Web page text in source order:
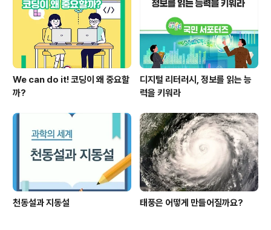
지요. 상담 후에 한 가정의 학습지원 상담제 봉사를 하게 되
었습니다. 학습지원 상담제 봉사를 하면서 스트레스로 성
장하지 못하는 아이를 보게 되었습니다. ..
We can do it! 코딩이 왜 중요할
까?
디지털 리터러시, 정보를 읽는 능
력을 키워라
천동설과 지동설 태풍은 어떻게 만들어질까요?